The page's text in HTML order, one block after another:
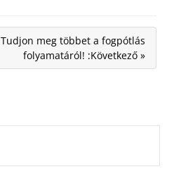
Tudjon meg többet a fogpótlás
folyamatáról! :Következő »